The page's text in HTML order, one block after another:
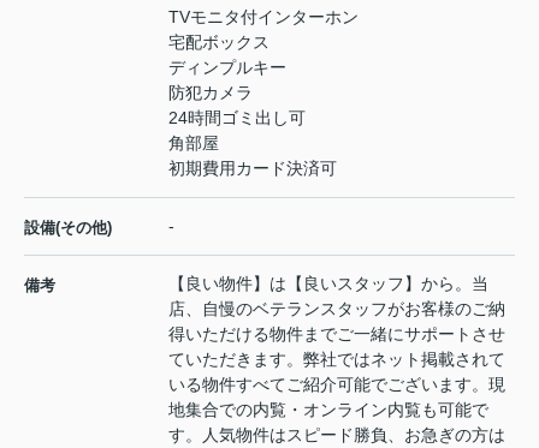
TVモニタ付インターホン
宅配ボックス
ディンプルキー
防犯カメラ
24時間ゴミ出し可
角部屋
初期費用カード決済可
設備(その他) -
備考
【良い物件】は【良いスタッフ】から。当
店、自慢のベテランスタッフがお客様のご納
得いただける物件までご一緒にサポートさせ
ていただきます。弊社ではネット掲載されて
いる物件すべてご紹介可能でございます。現
地集合での内覧・オンライン内覧も可能で
す。人気物件はスピード勝負、お急ぎの方は